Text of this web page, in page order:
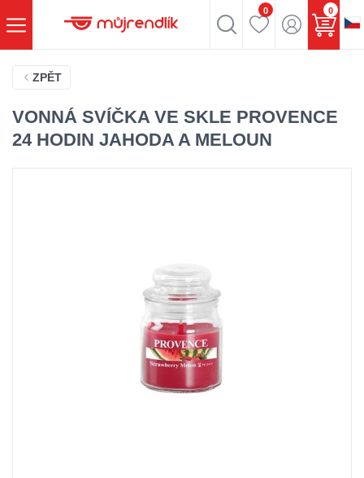
0 0
ZPĚT
VONNÁ SVÍČKA VE SKLE PROVENCE
24 HODIN JAHODA A MELOUN